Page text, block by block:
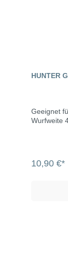
HUNTER
Geeignet
Wurfweite
10,90 €*